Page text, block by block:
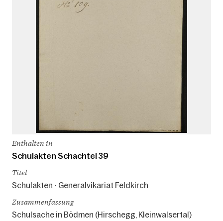
Enthalten in
Schulakten Schachtel 39
Titel
Schulakten - Generalvikariat Feldkirch
Zusammenfassung
Schulsache in Bödmen (Hirschegg, Kleinwalsertal)